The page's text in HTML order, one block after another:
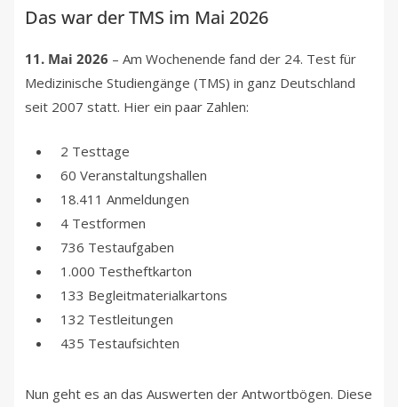
Das war der TMS im Mai 2026
11. Mai 2026 – Am Wochenende fand der 24. Test für
Medizinische Studiengänge (TMS) in ganz Deutschland
seit 2007 statt. Hier ein paar Zahlen:
2 Testtage
60 Veranstaltungshallen
18.411 Anmeldungen
4 Testformen
736 Testaufgaben
1.000 Testheftkarton
133 Begleitmaterialkartons
132 Testleitungen
435 Testaufsichten
Nun geht es an das Auswerten der Antwortbögen. Diese